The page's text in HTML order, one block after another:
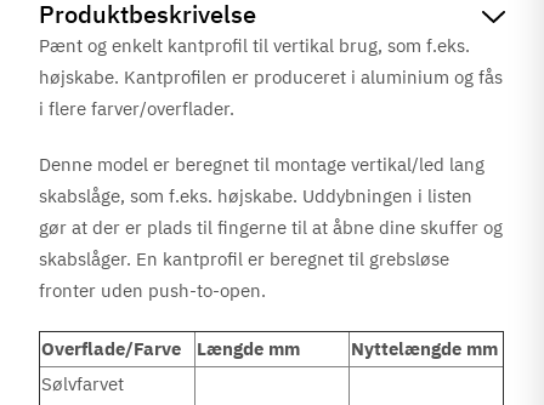
Produktbeskrivelse
Pænt og enkelt kantprofil til vertikal brug, som f.eks.
højskabe. Kantprofilen er produceret i aluminium og fås
i flere farver/overflader.
Denne model er beregnet til montage vertikal/led lang
skabslåge, som f.eks. højskabe. Uddybningen i listen
gør at der er plads til fingerne til at åbne dine skuffer og
skabslåger. En kantprofil er beregnet til grebsløse
fronter uden push-to-open.
Overflade/Farve Længde mm
Nyttelængde mm
Sølvfarvet